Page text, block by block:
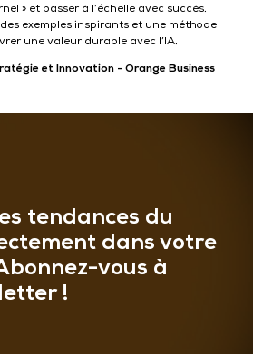
» et passer à l’échelle avec succès.
exemples inspirants et une méthode
une valeur durable avec l’IA.
et Innovation - Orange Business
tendances du
dans votre
vous à
!